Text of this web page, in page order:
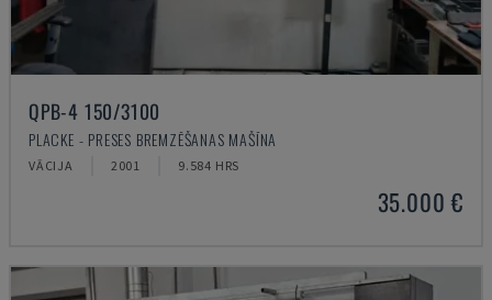
QPB-4 150/3100
PLACKE - PRESES BREMZĒŠANAS MAŠĪNA
VĀCIJA 2001 9.584 HRS
35.000 €